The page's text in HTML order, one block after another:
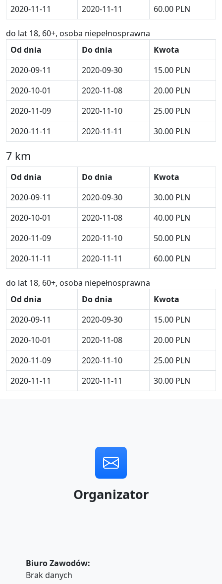
2020-11-11
2020-11-11 60.00 PLN
do lat 18, 60+, osoba niepełnosprawna
Od dnia
Do dnia
Kwota
2020-09-11
2020-09-30
15.00 PLN
2020-10-01
2020-11-08
20.00 PLN
2020-11-09
2020-11-10
25.00 PLN
2020-11-11
2020-11-11 30.00 PLN
7 km
Od dnia Do dnia
Kwota
2020-09-11
2020-09-30
30.00 PLN
2020-10-01
2020-11-08
40.00 PLN
2020-11-09
2020-11-10
50.00 PLN
2020-11-11
2020-11-11 60.00 PLN
do lat 18, 60+, osoba niepełnosprawna
Od dnia
Do dnia
Kwota
2020-09-11
2020-09-30
15.00 PLN
2020-10-01
2020-11-08
20.00 PLN
2020-11-09
2020-11-10
25.00 PLN
2020-11-11
2020-11-11 30.00 PLN
Organizator
Biuro Zawodów:
Brak danych